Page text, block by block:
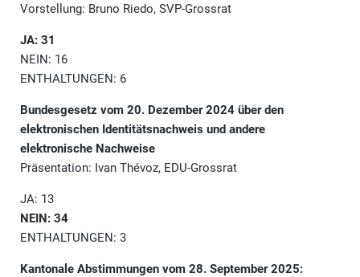
Vorstellung: Bruno Riedo, SVP-Grossrat
JA: 31
NEIN: 16
ENTHALTUNGEN: 6
Bundesgesetz vom 20. Dezember 2024 über den
elektronischen Identitätsnachweis und andere
elektronische Nachweise
Präsentation: Ivan Thévoz, EDU-Grossrat
JA: 13
NEIN: 34
ENTHALTUNGEN: 3
Kantonale Abstimmungen vom 28. September 2025: